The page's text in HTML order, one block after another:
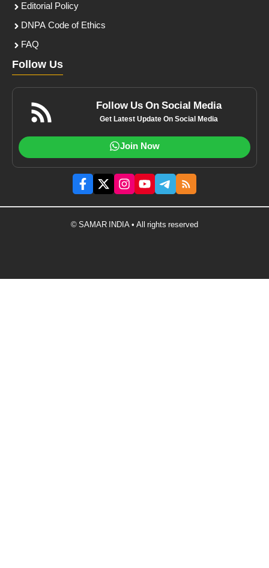
Editorial Policy
DNPA Code of Ethics
FAQ
Follow Us
Follow Us On Social Media
Get Latest Update On Social Media
Join Now
© SAMAR INDIA • All rights reserved